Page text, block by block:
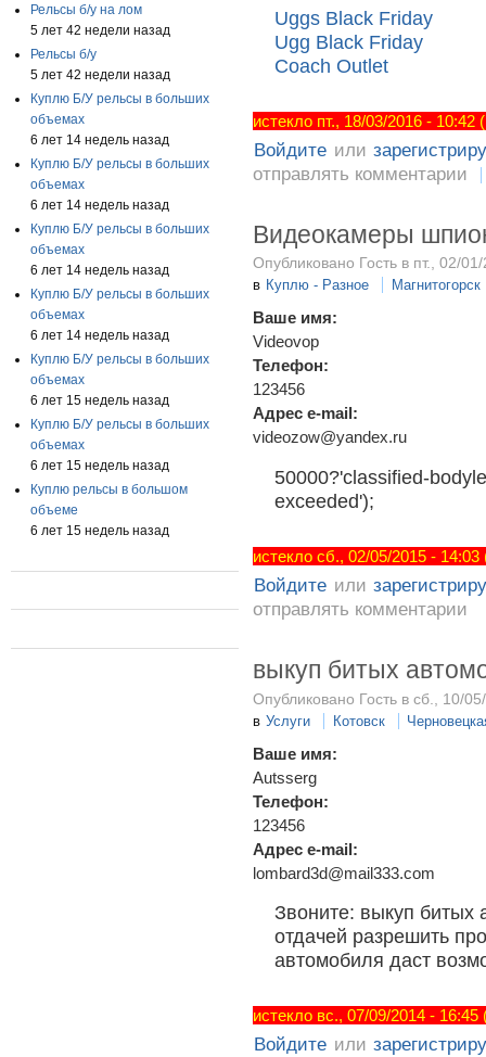
Рельсы б/у на лом
5 лет 42 недели назад
Рельсы б/у
5 лет 42 недели назад
Куплю Б/У рельсы в больших
объемах
6 лет 14 недель назад
Куплю Б/У рельсы в больших
объемах
6 лет 14 недель назад
Куплю Б/У рельсы в больших
объемах
6 лет 14 недель назад
Куплю Б/У рельсы в больших
объемах
6 лет 14 недель назад
Куплю Б/У рельсы в больших
объемах
6 лет 15 недель назад
Куплю Б/У рельсы в больших
объемах
6 лет 15 недель назад
Куплю рельсы в большом
объеме
6 лет 15 недель назад
Uggs Black Friday
Ugg Black Friday
Coach Outlet
истекло пт., 18/03/2016 -
Войдите или
отправлять комментарии
Видеокамеры
Опубликовано Гость в пт., 02/
в Куплю - Разное Магнитогорск
Ваше имя:
Videovop
Телефон:
123456
Адрес e-mail:
videozow@yandex.ru
50000?'classified-
exceeded');
истекло сб., 02/05/2015 -
Войдите или
отправлять комментарии
выкуп битых
Опубликовано Гость в сб., 10/
в Услуги Котовск
Ваше имя:
Autsserg
Телефон:
123456
Адрес e-mail:
lombard3d@mail333.com
Звоните: выкуп битых
отдачей разрешить
автомобиля даст
истекло вс., 07/09/2014 -
Войдите или